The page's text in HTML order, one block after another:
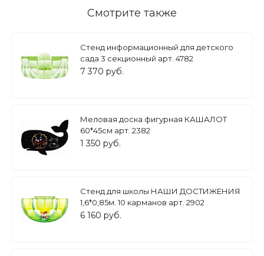
Смотрите также
Стенд информационный для детского
сада 3 секционный арт. 4782
7 370 руб.
Меловая доска фигурная КАШАЛОТ
60*45см арт. 2382
1 350 руб.
Стенд для школы НАШИ ДОСТИЖЕНИЯ
1,6*0,85м. 10 карманов арт. 2902
6 160 руб.